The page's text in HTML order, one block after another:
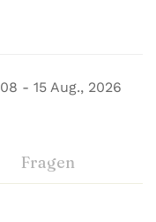
08 - 15 Aug., 2026
Fragen